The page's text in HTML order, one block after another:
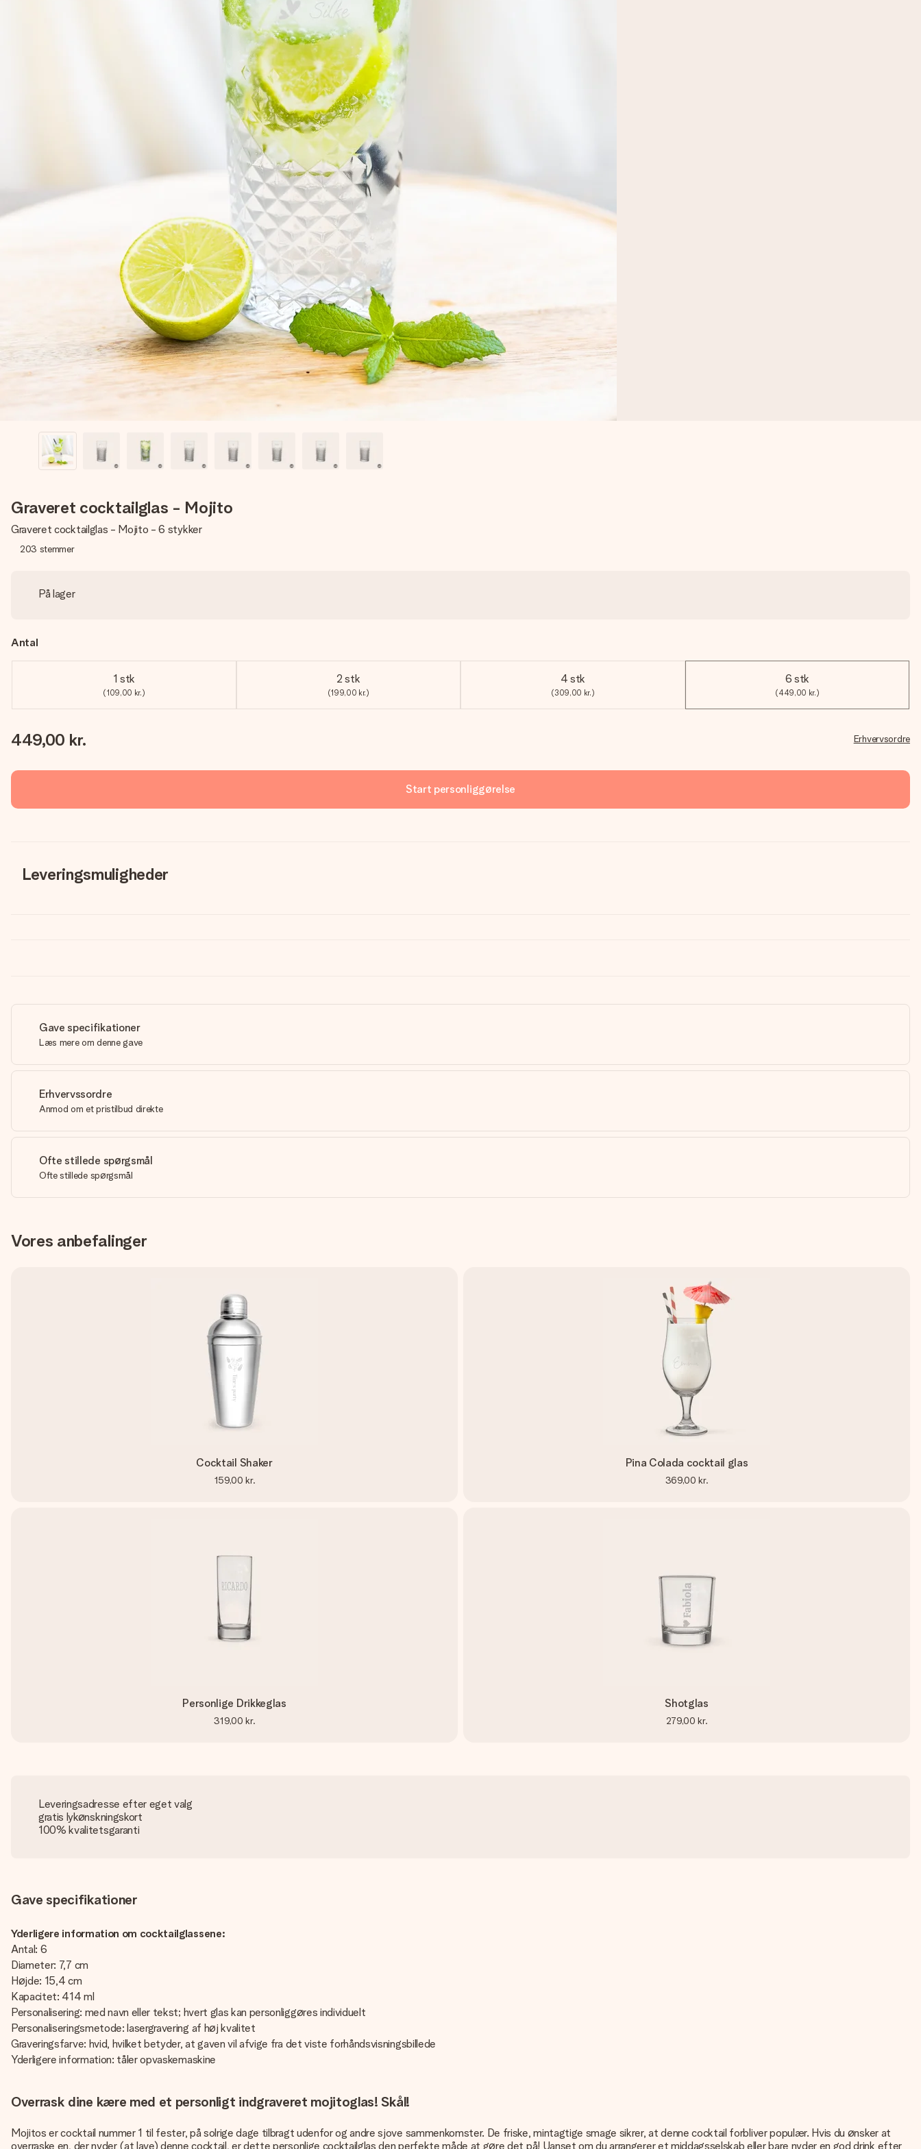
Graveret cocktailglas - Mojito
Graveret cocktailglas - Mojito - 6 stykker
203 stemmer
På lager
Antal
1 stk
(109,00 kr.)
2 stk
(199,00 kr.)
4 stk
(309,00 kr.)
6 stk
(449,00 kr.)
449,00 kr. Erhvervsordre
Start personliggørelse
Leveringsmuligheder
Gave specifikationer
Læs mere om denne gave
Erhvervssordre
Anmod om et pristilbud direkte
Ofte stillede spørgsmål
Ofte stillede spørgsmål
Vores anbefalinger
Cocktail Shaker
159,00 kr.
Pina Colada cocktail glas
369,00 kr.
Personlige Drikkeglas
319,00 kr.
Shotglas
279,00 kr.
Leveringsadresse efter eget valg
gratis lykønskningskort
100% kvalitetsgaranti
Gave specifikationer
Yderligere information om cocktailglassene:
Antal: 6
Diameter: 7,7 cm
Højde: 15,4 cm
Kapacitet: 414 ml
Personalisering: med navn eller tekst; hvert glas kan personliggøres individuelt
Personaliseringsmetode: lasergravering af høj kvalitet
Graveringsfarve: hvid, hvilket betyder, at gaven vil afvige fra det viste forhåndsvisningsbillede
Yderligere information: tåler opvaskemaskine
Overrask dine kære med et personligt indgraveret mojitoglas! Skål!
Mojitos er cocktail nummer 1 til fester, på solrige dage tilbragt udenfor og andre sjove sammenkomster. De friske, mintagtige smage sikrer, at denne cocktail forbliver populær. Hvis du ønsker at
overraske en, der nyder (at lave) denne cocktail, er dette personlige cocktailglas den perfekte måde at gøre det på! Uanset om du arrangerer et middagsselskab eller bare nyder en god drink efter